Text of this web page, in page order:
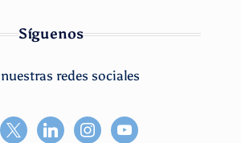
Síguenos
redes sociales